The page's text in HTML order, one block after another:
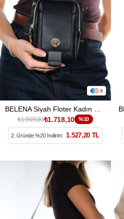
8
₺1.909,00₺1.718,10 %10
2. Üründe %20 İndirim: 1.527,20 TL